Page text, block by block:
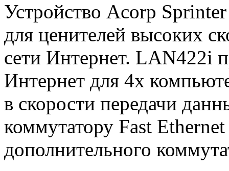
Устройство Acorp
для ценителей высоких
сети Интернет. LAN422i
Интернет для 4х
в скорости передачи
коммутатору Fast
дополнительного